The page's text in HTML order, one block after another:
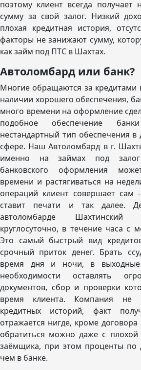
поэтому клиент всегда получает
сумму за свой залог. Низкий
плохая кредитная история,
факторы не занижают сумму,
как займ под ПТС в Шахтах.
Автоломбард или банк?
Многие обращаются за кредитами
наличии хорошего обеспечения,
много времени на оформление
подобное обеспечение
нестандартный тип обеспечения
сфере. Наш Автоломбард в г.
именно на займах под
банковского оформления
времени и растягиваться на
операций клиент совершает сам
ставит печати и так далее.
автоломбарде
круглосуточно, в течение часа с
Это самый быстрый вид
срочный приток денег. Брать
время дня и ночи, в
необходимости оставлять
документов, сбор и проверки
время клиента. Компания не
кредитных историй, факт
отражается нигде, кроме
обратиться можно даже с
заёмщика, при этом проценты по
чем в банке.